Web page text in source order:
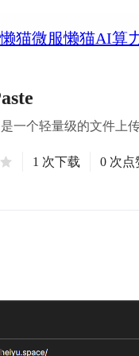
懒猫微服懒猫AI算
是一个轻量级的文件
1 次下载 0 次点